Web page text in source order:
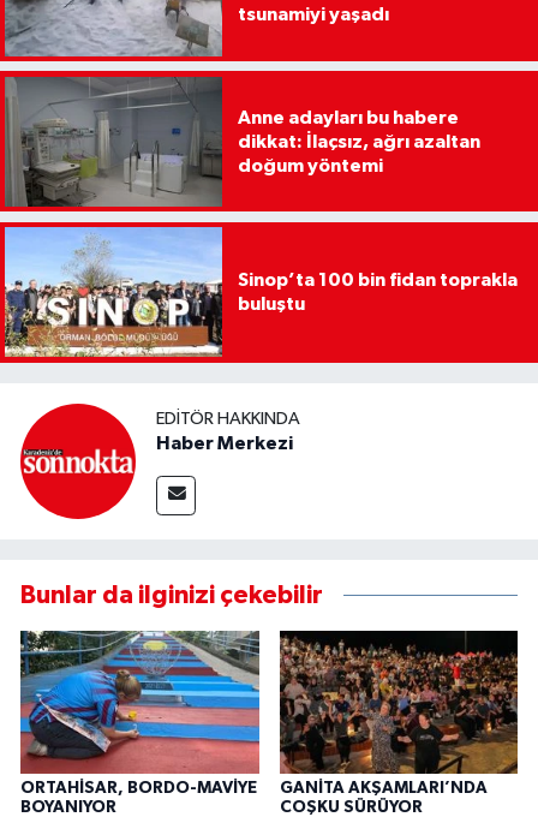
tsunamiyi yaşadı
Anne adayları bu habere
dikkat: İlaçsız, ağrı azaltan
doğum yöntemi
Sinop’ta 100 bin fidan toprakla
buluştu
EDITÖR HAKKINDA
Haber Merkezi
Bunlar da ilginizi çekebilir
ORTAHİSAR, BORDO-MAVİYE
BOYANIYOR
GANİTA AKŞAMLARI’NDA
COŞKU SÜRÜYOR